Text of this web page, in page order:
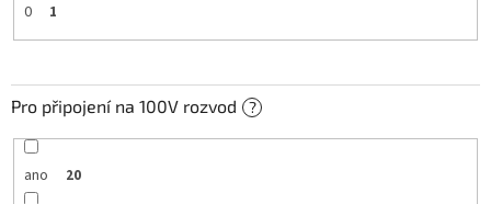
0 1
Pro připojení na 100V rozvod ?
ano 20